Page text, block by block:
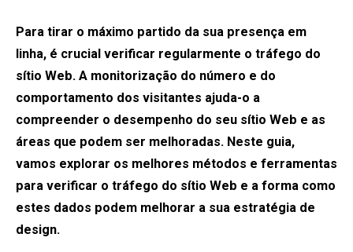
Para tirar o máximo partido da sua presença em
linha, é crucial verificar regularmente o tráfego do
sítio Web. A monitorização do número e do
comportamento dos visitantes ajuda-o a
compreender o desempenho do seu sítio Web e as
áreas que podem ser melhoradas. Neste guia,
vamos explorar os melhores métodos e ferramentas
para verificar o tráfego do sítio Web e a forma como
estes dados podem melhorar a sua estratégia de
design.